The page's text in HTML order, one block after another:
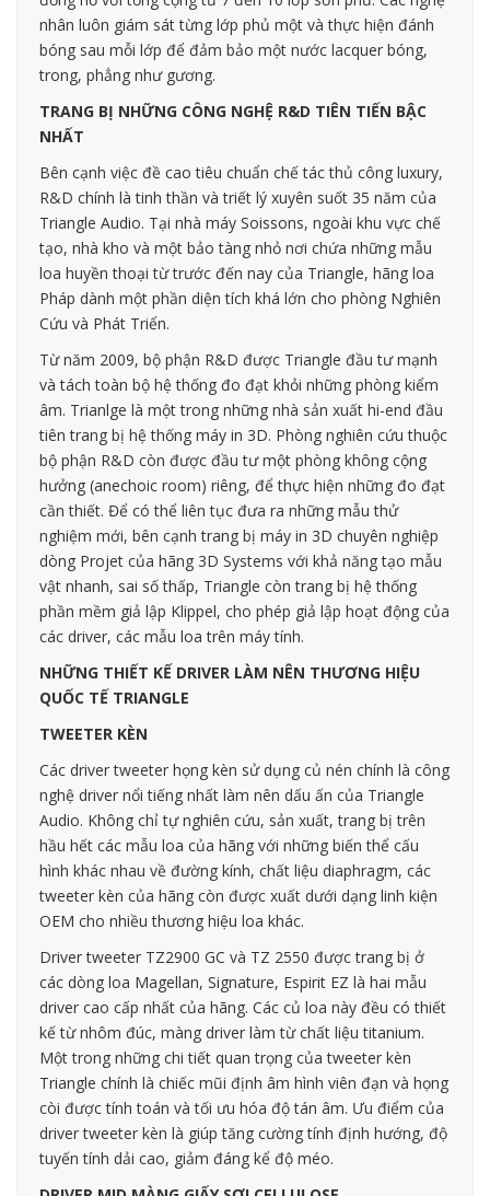
nhân luôn giám sát từng lớp phủ một và thực hiện đánh
bóng sau mỗi lớp để đảm bảo một nước lacquer bóng,
trong, phẳng như gương.
TRANG BỊ NHỮNG CÔNG NGHỆ R&D TIÊN TIẾN BẬC
NHẤT
Bên cạnh việc đề cao tiêu chuẩn chế tác thủ công luxury,
R&D chính là tinh thần và triết lý xuyên suốt 35 năm của
Triangle Audio. Tại nhà máy Soissons, ngoài khu vực chế
tạo, nhà kho và một bảo tàng nhỏ nơi chứa những mẫu
loa huyền thoại từ trước đến nay của Triangle, hãng loa
Pháp dành một phần diện tích khá lớn cho phòng Nghiên
Cứu và Phát Triển.
Từ năm 2009, bộ phận R&D được Triangle đầu tư mạnh
và tách toàn bộ hệ thống đo đạt khỏi những phòng kiểm
âm. Trianlge là một trong những nhà sản xuất hi-end đầu
tiên trang bị hệ thống máy in 3D. Phòng nghiên cứu thuộc
bộ phận R&D còn được đầu tư một phòng không cộng
hưởng (anechoic room) riêng, để thực hiện những đo đạt
cần thiết. Để có thể liên tục đưa ra những mẫu thử
nghiệm mới, bên cạnh trang bị máy in 3D chuyên nghiệp
dòng Projet của hãng 3D Systems với khả năng tạo mẫu
vật nhanh, sai số thấp, Triangle còn trang bị hệ thống
phần mềm giả lập Klippel, cho phép giả lập hoạt động của
các driver, các mẫu loa trên máy tính.
NHỮNG THIẾT KẾ DRIVER LÀM NÊN THƯƠNG HIỆU
QUỐC TẾ TRIANGLE
TWEETER KÈN
Các driver tweeter họng kèn sử dụng củ nén chính là công
nghệ driver nổi tiếng nhất làm nên dấu ấn của Triangle
Audio. Không chỉ tự nghiên cứu, sản xuất, trang bị trên
hầu hết các mẫu loa của hãng với những biến thể cấu
hình khác nhau về đường kính, chất liệu diaphragm, các
tweeter kèn của hãng còn được xuất dưới dạng linh kiện
OEM cho nhiều thương hiệu loa khác.
Driver tweeter TZ2900 GC và TZ 2550 được trang bị ở
các dòng loa Magellan, Signature, Espirit EZ là hai mẫu
driver cao cấp nhất của hãng. Các củ loa này đều có thiết
kế từ nhôm đúc, màng driver làm từ chất liệu titanium.
Một trong những chi tiết quan trọng của tweeter kèn
Triangle chính là chiếc mũi định âm hình viên đạn và họng
còi được tính toán và tối ưu hóa độ tán âm. Ưu điểm của
driver tweeter kèn là giúp tăng cường tính định hướng, độ
tuyến tính dải cao, giảm đáng kể độ méo.